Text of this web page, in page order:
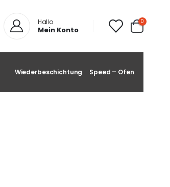
Hallo
Mein Konto
0
Wiederbeschichtung Speed – Ofen